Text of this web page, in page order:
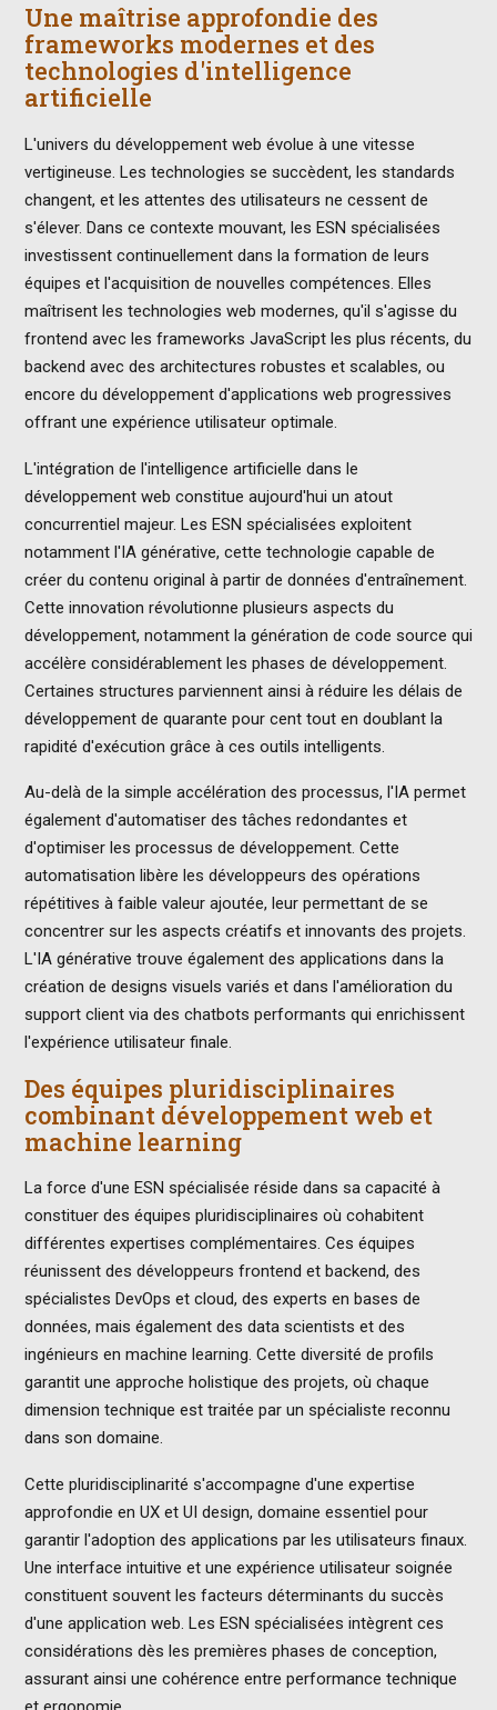
Une maîtrise approfondie des
frameworks modernes et des
technologies d'intelligence
artificielle
L'univers du développement web évolue à une vitesse
vertigineuse. Les technologies se succèdent, les standards
changent, et les attentes des utilisateurs ne cessent de
s'élever. Dans ce contexte mouvant, les ESN spécialisées
investissent continuellement dans la formation de leurs
équipes et l'acquisition de nouvelles compétences. Elles
maîtrisent les technologies web modernes, qu'il s'agisse du
frontend avec les frameworks JavaScript les plus récents, du
backend avec des architectures robustes et scalables, ou
encore du développement d'applications web progressives
offrant une expérience utilisateur optimale.
L'intégration de l'intelligence artificielle dans le
développement web constitue aujourd'hui un atout
concurrentiel majeur. Les ESN spécialisées exploitent
notamment l'IA générative, cette technologie capable de
créer du contenu original à partir de données d'entraînement.
Cette innovation révolutionne plusieurs aspects du
développement, notamment la génération de code source qui
accélère considérablement les phases de développement.
Certaines structures parviennent ainsi à réduire les délais de
développement de quarante pour cent tout en doublant la
rapidité d'exécution grâce à ces outils intelligents.
Au-delà de la simple accélération des processus, l'IA permet
également d'automatiser des tâches redondantes et
d'optimiser les processus de développement. Cette
automatisation libère les développeurs des opérations
répétitives à faible valeur ajoutée, leur permettant de se
concentrer sur les aspects créatifs et innovants des projets.
L'IA générative trouve également des applications dans la
création de designs visuels variés et dans l'amélioration du
support client via des chatbots performants qui enrichissent
l'expérience utilisateur finale.
Des équipes pluridisciplinaires
combinant développement web et
machine learning
La force d'une ESN spécialisée réside dans sa capacité à
constituer des équipes pluridisciplinaires où cohabitent
différentes expertises complémentaires. Ces équipes
réunissent des développeurs frontend et backend, des
spécialistes DevOps et cloud, des experts en bases de
données, mais également des data scientists et des
ingénieurs en machine learning. Cette diversité de profils
garantit une approche holistique des projets, où chaque
dimension technique est traitée par un spécialiste reconnu
dans son domaine.
Cette pluridisciplinarité s'accompagne d'une expertise
approfondie en UX et UI design, domaine essentiel pour
garantir l'adoption des applications par les utilisateurs finaux.
Une interface intuitive et une expérience utilisateur soignée
constituent souvent les facteurs déterminants du succès
d'une application web. Les ESN spécialisées intègrent ces
considérations dès les premières phases de conception,
assurant ainsi une cohérence entre performance technique